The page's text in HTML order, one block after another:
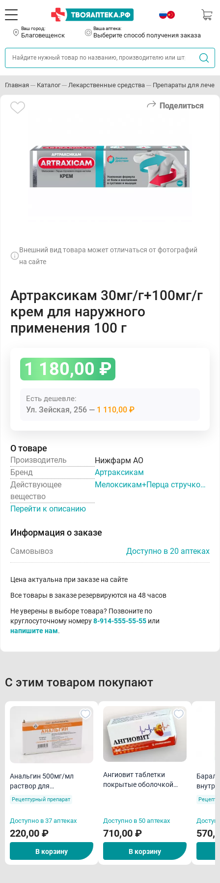
Ваш город:
Благовещенск
Ваша аптека:
Выберите способ получения заказа
Главная Каталог Лекарственные средства Препараты для
Поделиться
Внешний вид товара может отличаться от фотографий
на сайте
Артраксикам 30мг/г+100мг/г
крем для наружного
применения 100 г
1 180,00 ₽
Есть дешевле:
Ул. Зейская, 256 1 110,00 ₽
О товаре
Производитель
Нижфарм АО
Бренд
Артраксикам
Действующее
вещество
Мелоксикам+Перца стручкового плодов настойка
Перейти к описанию
Информация о заказе
Самовывоз Доступно в 20 аптеках
Цена актуальна при заказе на сайте
Все товары в заказе резервируются на 48 часов
Не уверены в выборе товара? Позвоните по
круглосуточному номеру8-914-555-55-55 или
напишите нам.
С этим товаром покупают
Анальгин 500мг/мл
раствор для
внутривенного и
Рецептурный препарат
Доступно в 37 аптеках
220,00 ₽
В корзину
Ангиовит таблетки
покрытые оболочкой
Доступно в 50 аптеках
710,00 ₽
В корзину